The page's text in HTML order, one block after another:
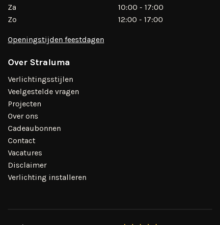
Za
10:00 - 17:00
Zo
12:00 - 17:00
Openingstijden feestdagen
Over Straluma
Verlichtingsstijlen
Veelgestelde vragen
Projecten
Over ons
Cadeaubonnen
Contact
Vacatures
Disclaimer
Verlichting installeren